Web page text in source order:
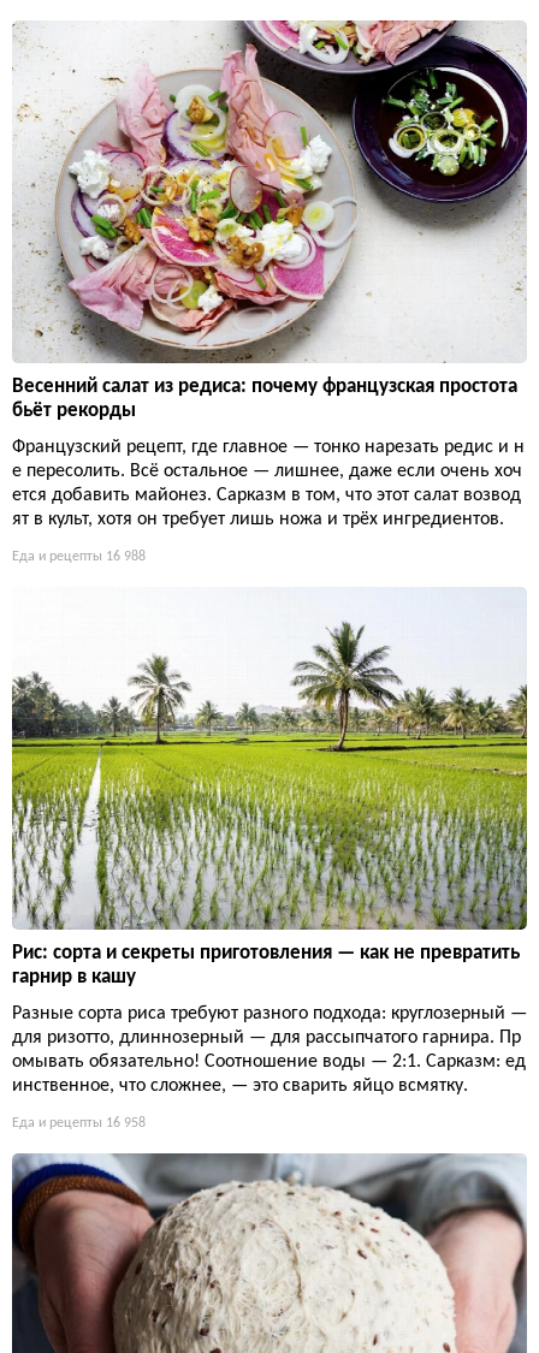
Весенний салат из редиса: почему французская простота
бьёт рекорды
Французский рецепт, где главное — тонко нарезать редис и н
е пересолить. Всё остальное — лишнее, даже если очень хоч
ется добавить майонез. Сарказм в том, что этот салат возвод
ят в культ, хотя он требует лишь ножа и трёх ингредиентов.
Еда и рецепты 16 988
Рис: сорта и секреты приготовления — как не превратить
гарнир в кашу
Разные сорта риса требуют разного подхода: круглозерный —
для ризотто, длиннозерный — для рассыпчатого гарнира. Пр
омывать обязательно! Соотношение воды — 2:1. Сарказм: ед
инственное, что сложнее, — это сварить яйцо всмятку.
Еда и рецепты 16 958